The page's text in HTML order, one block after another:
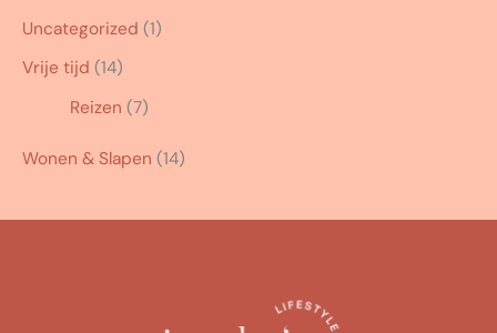
Uncategorized (1)
Vrije tijd (14)
Reizen (7)
Wonen & Slapen (14)